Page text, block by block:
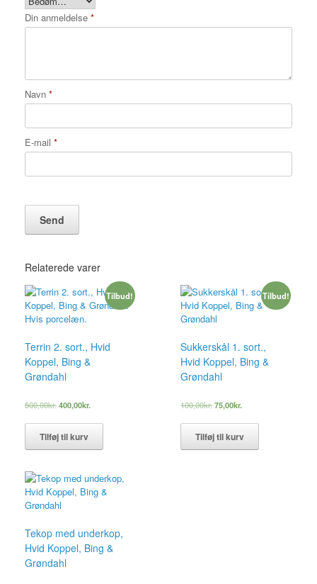
Din anmeldelse *
Navn *
E-mail *
Relaterede varer
Tilbud!
Terrin 2. sort., Hvid
Koppel, Bing &
Grøndahl
500,00kr.Den
pris
var:
500,00kr..
400,00kr.Den
pris
400,00kr..
Tilføj til kurv
Tilbud!
Sukkerskål 1. sort.,
Hvid Koppel, Bing &
Grøndahl
100,00kr.Den
pris
var:
100,00kr..
75,00kr.Den
pris
er:
75,00kr..
Tilføj til kurv
Tekop med underkop,
Hvid Koppel, Bing &
Grøndahl